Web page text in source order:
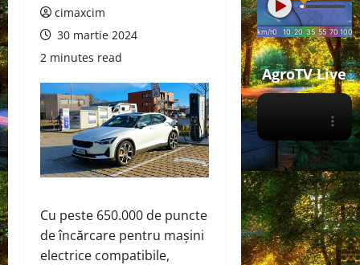
cimaxcim
30 martie 2024
2 minutes read
Cu peste 650.000 de puncte
de încărcare pentru mașini
electrice compatibile,
AgroTV Live